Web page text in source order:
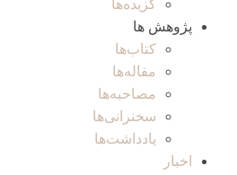
گزیده‌ها
پژوهش ها
کتاب‌ها
مقاله‌ها
مصاحبه‌ها
سخنرانی‌ها
یادداشت‌ها
اخبار